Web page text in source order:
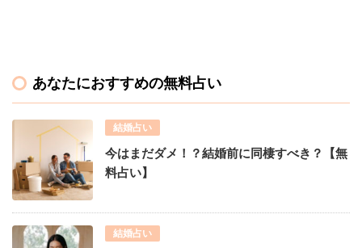
あなたにおすすめの無料占い
結婚占い
今はまだダメ！？結婚前に同棲すべき？【無
料占い】
結婚占い